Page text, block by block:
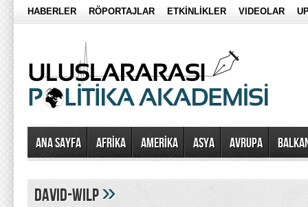
HABERLER RÖPORTAJLAR ETKİNLİKLER VIDEOLAR
Ana Sayfa AFRİKA AMERİKA ASYA AVRUPA
David-Wilp»